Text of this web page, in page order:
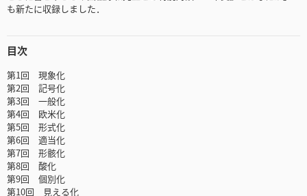
も新たに収録しました．
目次
第1回 現象化
第2回 記号化
第3回 一般化
第4回 欧米化
第5回 形式化
第6回 適当化
第7回 形骸化
第8回 酸化
第9回 個別化
第10回 見える化